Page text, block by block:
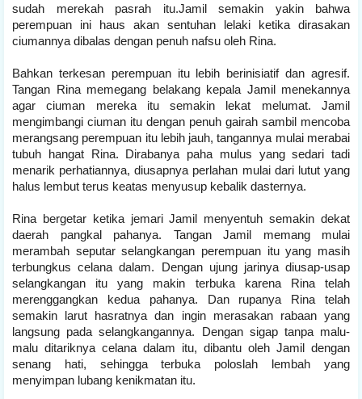
sudah merekah pasrah itu.Jamil semakin yakin bahwa
perempuan ini haus akan sentuhan lelaki ketika dirasakan
ciumannya dibalas dengan penuh nafsu oleh Rina.
Bahkan terkesan perempuan itu lebih berinisiatif dan agresif.
Tangan Rina memegang belakang kepala Jamil menekannya
agar ciuman mereka itu semakin lekat melumat. Jamil
mengimbangi ciuman itu dengan penuh gairah sambil mencoba
merangsang perempuan itu lebih jauh, tangannya mulai merabai
tubuh hangat Rina. Dirabanya paha mulus yang sedari tadi
menarik perhatiannya, diusapnya perlahan mulai dari lutut yang
halus lembut terus keatas menyusup kebalik dasternya.
Rina bergetar ketika jemari Jamil menyentuh semakin dekat
daerah pangkal pahanya. Tangan Jamil memang mulai
merambah seputar selangkangan perempuan itu yang masih
terbungkus celana dalam. Dengan ujung jarinya diusap-usap
selangkangan itu yang makin terbuka karena Rina telah
merenggangkan kedua pahanya. Dan rupanya Rina telah
semakin larut hasratnya dan ingin merasakan rabaan yang
langsung pada selangkangannya. Dengan sigap tanpa malu-
malu ditariknya celana dalam itu, dibantu oleh Jamil dengan
senang hati, sehingga terbuka poloslah lembah yang
menyimpan lubang kenikmatan itu.